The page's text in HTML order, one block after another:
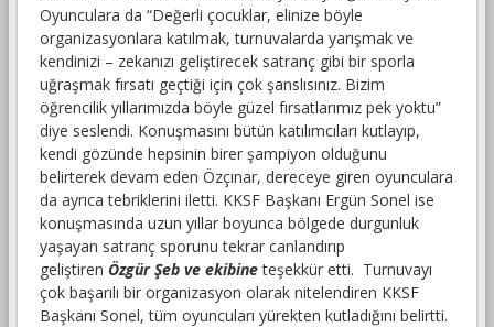
Oyunculara da “Değerli çocuklar, elinize böyle
organizasyonlara katılmak, turnuvalarda yarışmak ve
kendinizi – zekanızı geliştirecek satranç gibi bir sporla
uğraşmak fırsatı geçtiği için çok şanslısınız. Bizim
öğrencilik yıllarımızda böyle güzel fırsatlarımız pek yoktu”
diye seslendi. Konuşmasını bütün katılımcıları kutlayıp,
kendi gözünde hepsinin birer şampiyon olduğunu
belirterek devam eden Özçınar, dereceye giren oyunculara
da ayrıca tebriklerini iletti. KKSF Başkanı Ergün Sonel ise
konuşmasında uzun yıllar boyunca bölgede durgunluk
yaşayan satranç sporunu tekrar canlandırıp
geliştiren Özgür Şeb ve ekibineteşekkür etti. Turnuvayı
çok başarılı bir organizasyon olarak nitelendiren KKSF
Başkanı Sonel, tüm oyuncuları yürekten kutladığını belirtti.